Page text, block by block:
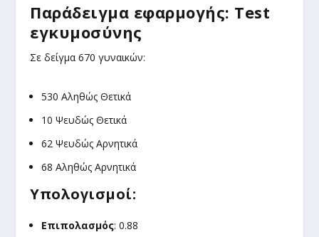
Παράδειγμα εφαρμογής: Test
εγκυμοσύνης
Σε δείγμα 670 γυναικών:
530 Αληθώς Θετικά
10 Ψευδώς Θετικά
62 Ψευδώς Αρνητικά
68 Αληθώς Αρνητικά
Υπολογισμοί:
Επιπολασμός: 0.88